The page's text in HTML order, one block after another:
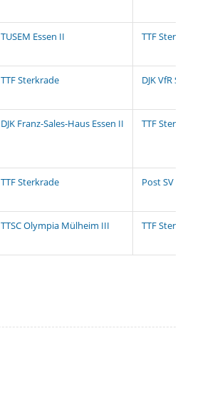
TUSEM Essen II TTF Sterkrade
TTF Sterkrade DJK VfR Saarn
DJK Franz-Sales-Haus Essen II TTF Sterkrade
TTF Sterkrade Post SV
TTSC Olympia Mülheim III TTF Sterkrade